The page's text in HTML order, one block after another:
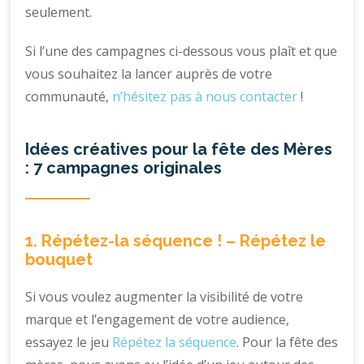
seulement.
Si l’une des campagnes ci-dessous vous plaît et que
vous souhaitez la lancer auprès de votre
communauté, n’hésitez pas à nous contacter!
Idées créatives pour la fête des Mères
: 7 campagnes originales
1. Répétez-la séquence ! – Répétez le
bouquet
Si vous voulez augmenter la visibilité de votre
marque et l’engagement de votre audience,
essayez le jeu Répétez la séquence. Pour la fête des